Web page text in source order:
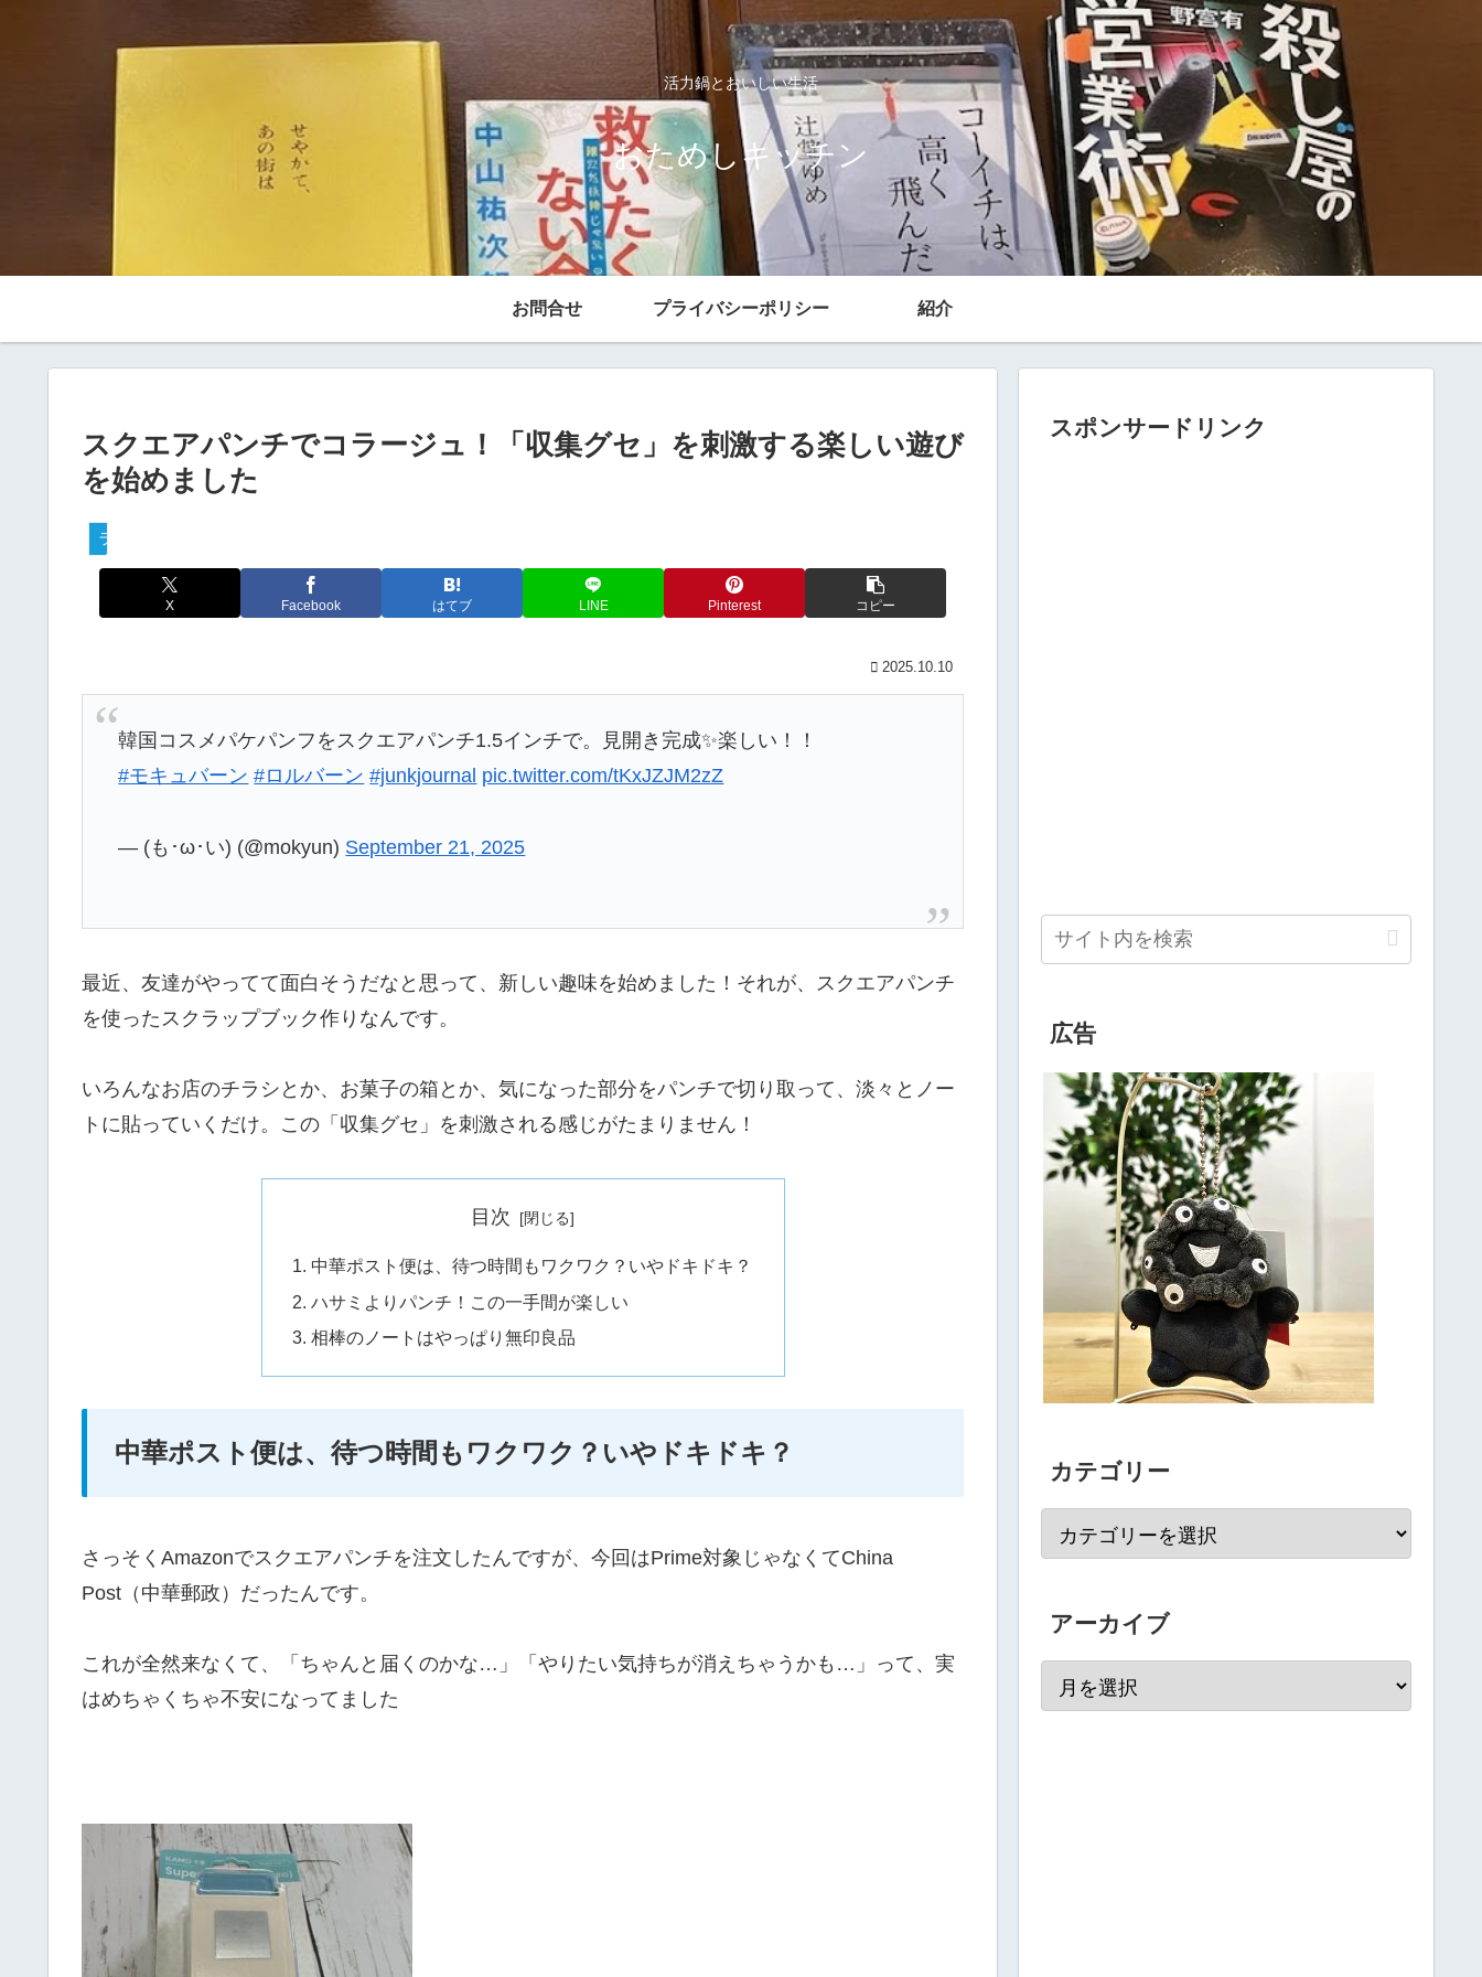
活力鍋とおいしい生活
おためしキッチン
お問合せ プライバシーポリシー 紹介
スクエアパンチでコラージュ！「収集グセ」を刺激する楽しい遊び
を始めました
ライフログ
X Facebook はてブ LINE Pinterest コピー
2025.10.10
韓国コスメパケパンフをスクエアパンチ1.5インチで。見開き完成✨楽しい！！
#モキュバーン #ロルバーン #junkjournal pic.twitter.com/tKxJZJM2zZ
— (も･ω･い) (@mokyun) September 21, 2025
最近、友達がやってて面白そうだなと思って、新しい趣味を始めました！それが、スクエアパンチ
を使ったスクラップブック作りなんです。
いろんなお店のチラシとか、お菓子の箱とか、気になった部分をパンチで切り取って、淡々とノー
トに貼っていくだけ。この「収集グセ」を刺激される感じがたまりません！
目次
中華ポスト便は、待つ時間もワクワク？いやドキドキ？
ハサミよりパンチ！この一手間が楽しい
相棒のノートはやっぱり無印良品
中華ポスト便は、待つ時間もワクワク？いやドキドキ？
さっそくAmazonでスクエアパンチを注文したんですが、今回はPrime対象じゃなくてChina
Post（中華郵政）だったんです。
これが全然来なくて、「ちゃんと届くのかな…」「やりたい気持ちが消えちゃうかも…」って、実
はめちゃくちゃ不安になってました
スポンサードリンク
広告
カテゴリー
アーカイブ